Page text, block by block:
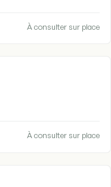
À consulter sur place
À consulter sur place